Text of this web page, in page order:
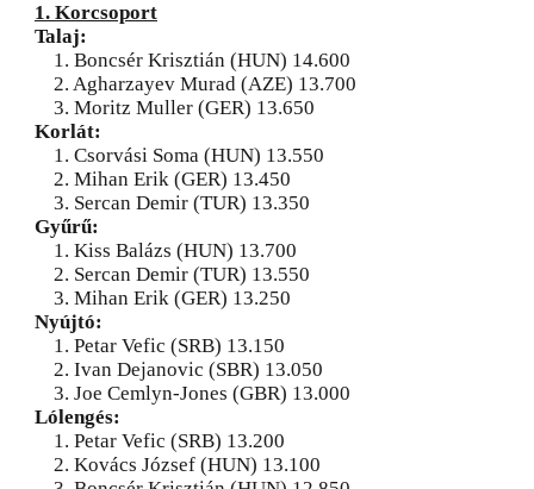
1. Korcsoport
Talaj:
1. Boncsér Krisztián (HUN) 14.600
2. Agharzayev Murad (AZE) 13.700
3. Moritz Muller (GER) 13.650
Korlát:
1. Csorvási Soma (HUN) 13.550
2. Mihan Erik (GER) 13.450
3. Sercan Demir (TUR) 13.350
Gyűrű:
1. Kiss Balázs (HUN) 13.700
2. Sercan Demir (TUR) 13.550
3. Mihan Erik (GER) 13.250
Nyújtó:
1. Petar Vefic (SRB) 13.150
2. Ivan Dejanovic (SBR) 13.050
3. Joe Cemlyn-Jones (GBR) 13.000
Lólengés:
1. Petar Vefic (SRB) 13.200
2. Kovács József (HUN) 13.100